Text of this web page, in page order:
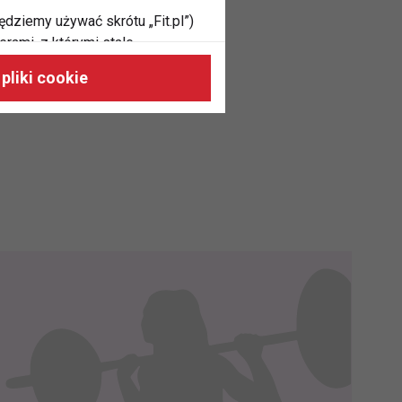
używać skrótu „Fit.pl”)
z którymi stale
danych na podstawie
oparciu o stosowną podstawę
cookie